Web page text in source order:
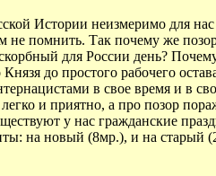
Истории неизмеримо для
помнить. Так почему же
для России день?
Князя до простого рабочего
в свое время и в
и приятно, а про позор
у нас гражданские
на новый (8мр.), и на старый